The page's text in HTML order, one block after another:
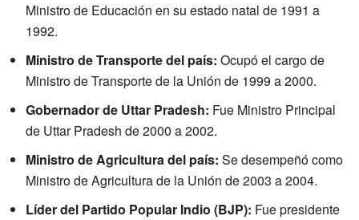
Ministro de Educación en su estado natal de 1991 a
1992.
Ministro de Transporte del país: Ocupó el cargo de
Ministro de Transporte de la Unión de 1999 a 2000.
Gobernador de Uttar Pradesh: Fue Ministro Principal
de Uttar Pradesh de 2000 a 2002.
Ministro de Agricultura del país: Se desempeñó como
Ministro de Agricultura de la Unión de 2003 a 2004.
Líder del Partido Popular Indio (BJP): Fue presidente